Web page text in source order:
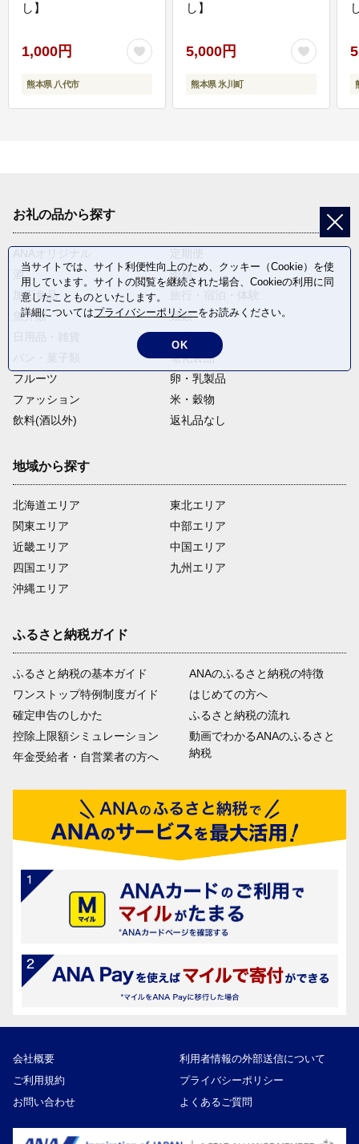
し】
1,000円
熊本県 八代市
し】
5,000円
熊本県 氷川町
お礼の品から探す
酒
肉類
加工食品
魚介類
麺類
電化製品
フルーツ
卵・乳製品
ファッション
米・穀物
飲料(酒以外)
返礼品なし
地域から探す
北海道エリア
関東エリア
近畿エリア
四国エリア
沖縄エリア
東北エリア
中部エリア
中国エリア
九州エリア
ふるさと納税ガイド
ふるさと納税の基本ガイド
ワンストップ特例制度ガイド
確定申告のしかた
控除上限額シミュレーション
年金受給者・自営業者の方へ
ANAのふるさと納税の特徴
はじめての方へ
ふるさと納税の流れ
動画でわかるANAのふるさと
納税
会社概要
利用者情報の外部送信について
ご利用規約
プライバシーポリシー
お問い合わせ
よくあるご質問
当サイトでは、サイト利便性向上のため、クッキー（Cookie）を使
用しています。サイトの閲覧を継続された場合、Cookieの利用に同
意したことものといたします。
詳細についてはプライバシーポリシーをお読みください。
OK